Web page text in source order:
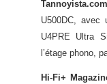
Tannoyista.com
U500DC, avec
U4PRE Ultra
l’étage phono,
Hi-Fi+